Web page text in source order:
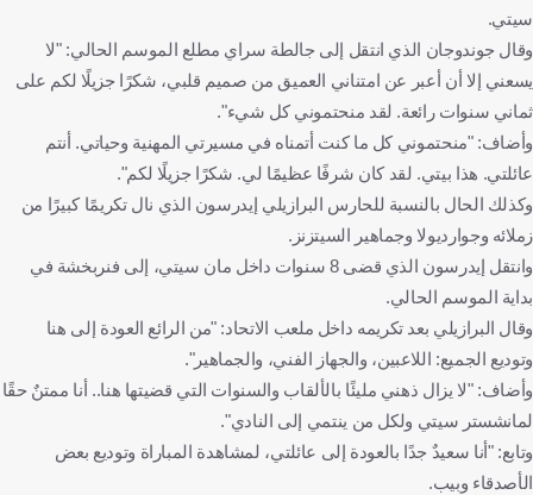
سيتي.
وقال جوندوجان الذي انتقل إلى جالطة سراي مطلع الموسم الحالي: "لا
يسعني إلا أن أعبر عن امتناني العميق من صميم قلبي، شكرًا جزيلًا لكم على
ثماني سنوات رائعة. لقد منحتموني كل شيء".
وأضاف: "منحتموني كل ما كنت أتمناه في مسيرتي المهنية وحياتي. أنتم
عائلتي. هذا بيتي. لقد كان شرفًا عظيمًا لي. شكرًا جزيلًا لكم".
وكذلك الحال بالنسبة للحارس البرازيلي إيدرسون الذي نال تكريمًا كبيرًا من
زملائه وجوارديولا وجماهير السيتزنز.
وانتقل إيدرسون الذي قضى 8 سنوات داخل مان سيتي، إلى فنربخشة في
بداية الموسم الحالي.
وقال البرازيلي بعد تكريمه داخل ملعب الاتحاد: "من الرائع العودة إلى هنا
وتوديع الجميع: اللاعبين، والجهاز الفني، والجماهير".
وأضاف: "لا يزال ذهني مليئًا بالألقاب والسنوات التي قضيتها هنا.. أنا ممتنٌ حقًا
لمانشستر سيتي ولكل من ينتمي إلى النادي".
وتابع: "أنا سعيدٌ جدًا بالعودة إلى عائلتي، لمشاهدة المباراة وتوديع بعض
الأصدقاء وبيب.